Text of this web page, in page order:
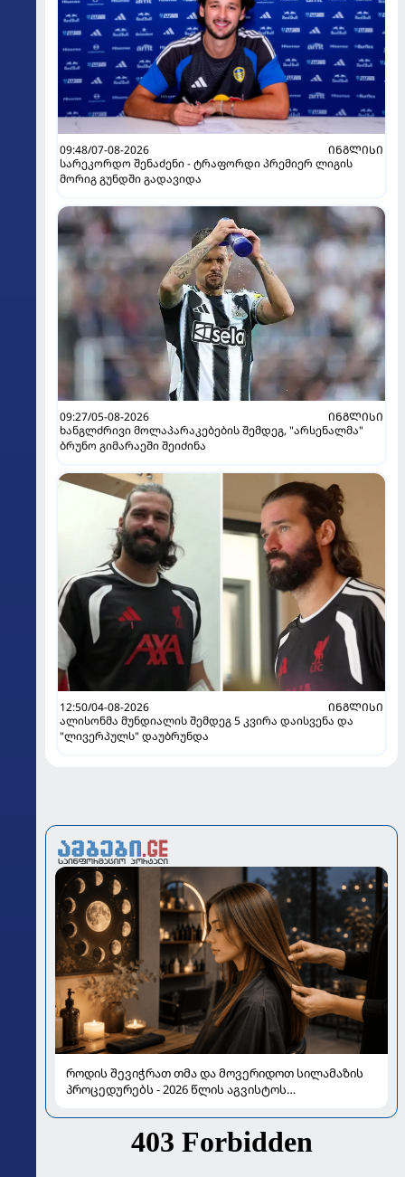
09:48/07-08-2026
ᲘᲜᲒᲚᲘᲡᲘ
სარეკორდო შენაძენი - ტრაფორდი პრემიერ ლიგის
მორიგ გუნდში გადავიდა
09:27/05-08-2026
ᲘᲜᲒᲚᲘᲡᲘ
ხანგლძრივი მოლაპარაკებების შემდეგ, "არსენალმა"
ბრუნო გიმარაეში შეიძინა
12:50/04-08-2026
ᲘᲜᲒᲚᲘᲡᲘ
ალისონმა მუნდიალის შემდეგ 5 კვირა დაისვენა და
"ლივერპულს" დაუბრუნდა
როდის შევიჭრათ თმა და მოვერიდოთ სილამაზის
პროცედურებს - 2026 წლის აგვისტოს